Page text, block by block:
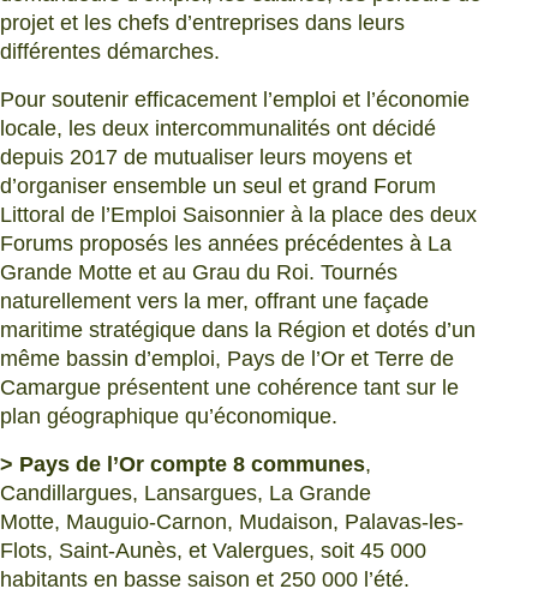
projet et les chefs d’entreprises dans leurs
différentes démarches.
Pour soutenir efficacement l’emploi et l’économie
locale, les deux intercommunalités ont décidé
depuis 2017 de mutualiser leurs moyens et
d’organiser ensemble un seul et grand Forum
Littoral de l’Emploi Saisonnier à la place des deux
Forums proposés les années précédentes à La
Grande Motte et au Grau du Roi. Tournés
naturellement vers la mer, offrant une façade
maritime stratégique dans la Région et dotés d’un
même bassin d’emploi, Pays de l’Or et Terre de
Camargue présentent une cohérence tant sur le
plan géographique qu’économique.
> Pays de l’Or compte 8 communes,
Candillargues, Lansargues, La Grande
Motte, Mauguio-Carnon, Mudaison, Palavas-les-
Flots, Saint-Aunès, et Valergues, soit 45 000
habitants en basse saison et 250 000 l’été.